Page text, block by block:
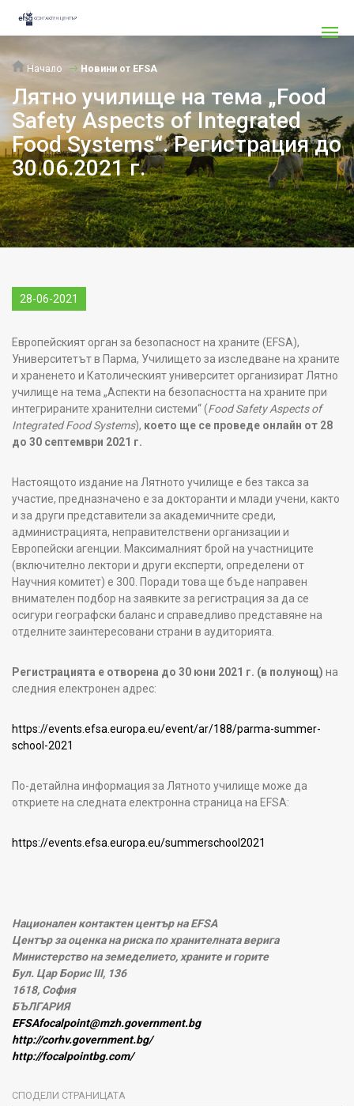
Начало Новини от EFSA
Лятно училище на тема „Food
Safety Aspects of Integrated
Food Systems“. Регистрация до
30.06.2021 г.
28-06-2021
Европейският орган за безопасност на храните (EFSA),
Университетът в Парма, Училището за изследване на храните
и храненето и Католическият университет организират Лятно
училище на тема „Аспекти на безопасността на храните при
интегрираните хранителни системи“ (Food Safety Aspects of
Integrated Food Systems), което ще се проведе онлайн от 28
до 30 септември 2021 г.
Настоящото издание на Лятното училище е без такса за
участие, предназначено е за докторанти и млади учени, както
и за други представители за академичните среди,
администрацията, неправителствени организации и
Европейски агенции. Максималният брой на участниците
(включително лектори и други експерти, определени от
Научния комитет) е 300. Поради това ще бъде направен
внимателен подбор на заявките за регистрация за да се
осигури географски баланс и справедливо представяне на
отделните заинтересовани страни в аудиторията.
Регистрацията е отворена до 30 юни 2021 г. (в полунощ) на
следния електронен адрес:
https://events.efsa.europa.eu/event/ar/188/parma-summer-
school-2021
По-детайлна информация за Лятното училище може да
откриете на следната електронна страница на EFSA:
https://events.efsa.europa.eu/summerschool2021
Национален контактен център на EFSA
Център за оценка на риска по хранителната верига
Министерство на земеделието, храните и горите
Бул. Цар Борис III, 136
1618, София
БЪЛГАРИЯ
EFSAfocalpoint@mzh.government.bg
http://corhv.government.bg/
http://focalpointbg.com/
СПОДЕЛИ СТРАНИЦАТА